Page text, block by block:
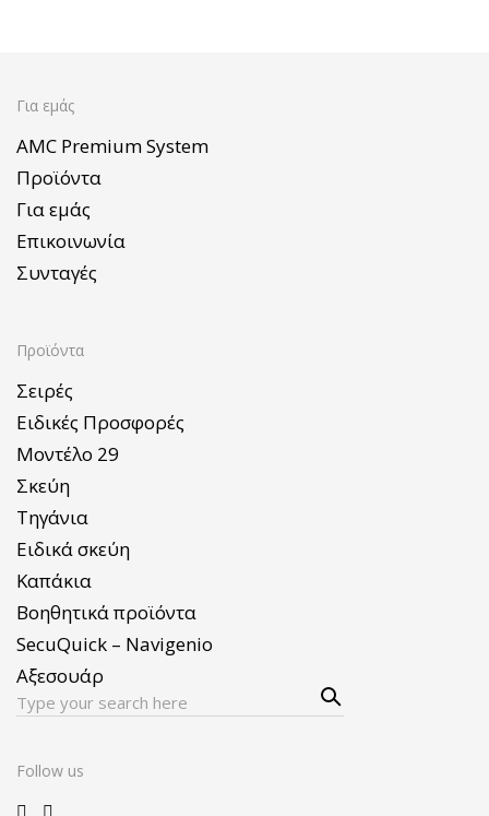
Για εμάς
AMC Premium System
Προϊόντα
Για εμάς
Επικοινωνία
Συνταγές
Προϊόντα
Σειρές
Ειδικές Προσφορές
Μοντέλο 29
Σκεύη
Τηγάνια
Ειδικά σκεύη
Καπάκια
Βοηθητικά προϊόντα
SecuQuick – Navigenio
Αξεσουάρ
Search
Sear
ch
Follow us